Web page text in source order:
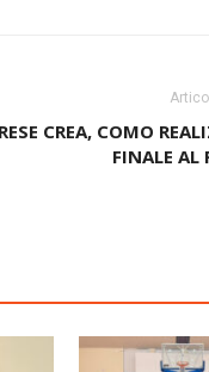
CREA, COMO
FINALE AL